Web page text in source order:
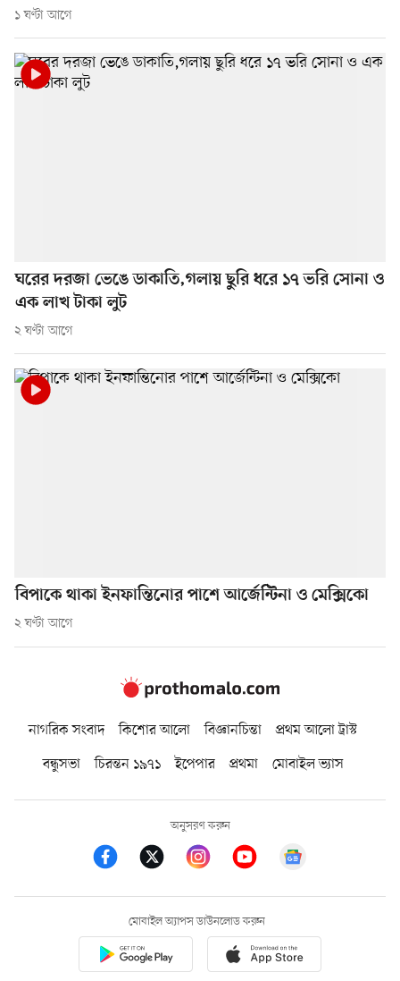
১ ঘণ্টা আগে
ঘরের দরজা ভেঙে ডাকাতি,গলায় ছুরি ধরে ১৭ ভরি সোনা ও
এক লাখ টাকা লুট
২ ঘণ্টা আগে
বিপাকে থাকা ইনফান্তিনোর পাশে আর্জেন্টিনা ও মেক্সিকো
২ ঘণ্টা আগে
নাগরিক সংবাদ কিশোর আলো বিজ্ঞানচিন্তা
প্রথম আলো ট্রাস্ট
বন্ধুসভা
চিরন্তন ১৯৭১ ইপেপার প্রথমা মোবাইল ভ্যাস
অনুসরণ করুন
মোবাইল অ্যাপস ডাউনলোড করুন